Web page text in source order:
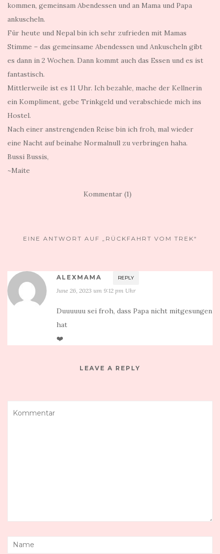
kommen, gemeinsam Abendessen und an Mama und Papa
ankuscheln.
Für heute und Nepal bin ich sehr zufrieden mit Mamas
Stimme – das gemeinsame Abendessen und Ankuscheln gibt
es dann in 2 Wochen. Dann kommt auch das Essen und es ist
fantastisch.
Mittlerweile ist es 11 Uhr. Ich bezahle, mache der Kellnerin
ein Kompliment, gebe Trinkgeld und verabschiede mich ins
Hostel.
Nach einer anstrengenden Reise bin ich froh, mal wieder
eine Nacht auf beinahe Normalnull zu verbringen haha.
Bussi Bussis,
~Maite
Kommentar (1)
EINE ANTWORT AUF „RÜCKFAHRT VOM TREK“
ALEXMAMA REPLY
June 26, 2023 um 9:12 pm Uhr
Duuuuuu sei froh, dass Papa nicht mitgesungen
hat
❤️
LEAVE A REPLY